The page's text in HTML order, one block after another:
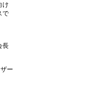
け
で
長
ー